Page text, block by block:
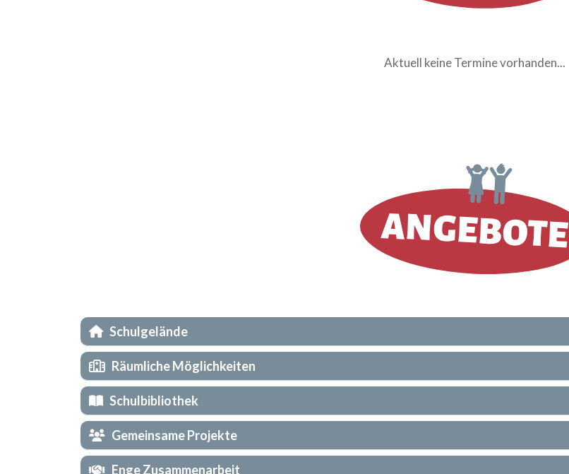
Aktuell keine Termine vorhanden...
ANGEBOTE
Schulgelände
Räumliche Möglichkeiten
Schulbibliothek
Gemeinsame Projekte
Enge Zusammenarbeit